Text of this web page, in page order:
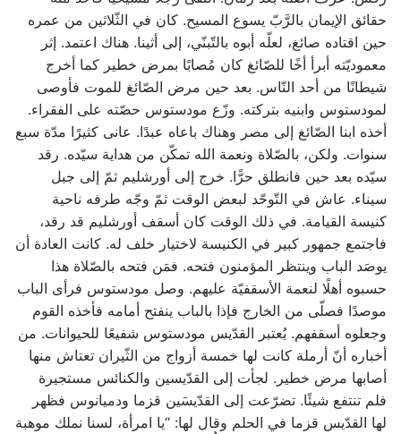
حقائق الإيمان بالرَّبّ يسوع المسيح. كان في الثّلاثين من عمره
حين اقتاده صائغ، لعلّه أبوه بالتّبنّي، إلى أثينا. هناك اعتمد. إثر
معموديّته أبرأ أخًا للصّائغ كان مُصابًا بمرض خطير كما أخرج
شيطانًا من أحد النّاس. بعد حين مرض الصّائغ للموت فأوصى
لمودستوس وابنيه بتركته. وزّع مودستوس حصّته على الفقراء.
أخذه ابنا الصّائغ إلى مصر وهناك باعاه عبدًا. عانى كثيرًا مدّة سبع
سنوات. ولكن، بالصّلاة ونعمة الله تمكّن من هداية سيّده. رقد
سيّده بعد حين فانطلق حرًّا. خرج إلى أورشليم ثمّ إلى جبل
سيناء. عاش في التّوحّد لبعض الوقت ثمّ وجّه طرفه ناحية
كنيسة القيامة. في ذلك الوقت كان أسقف أورشليم قد رقد،
فاجتمع جمهور كبير في الكنيسة لاختيار خلف له. كانت العادة أن
يوصَد الباب وينتظر المؤمنون فتحه. فمَن فتحه بالصّلاة هذا
حسبوه أهلًا لنعمة الأسقفيّة عليهم. وصل مودستوس فرأى الباب
موصدًا فصلّى من الخارج فإذا بالباب ينفتح أمامه فأخذه القوم
وجعلوه أسقفهم. يُعتبر القدّيس مودستوس شفيعًا للحيوانات. من
أخباره أنّ أرملة كانت لها خمسة أزواج من الثّيران تعتاش منها
أصابها مرض خطير. لجأت إلى القدّيسين والكنائس مستجيرة
فلم تنتفع شيئًا. تضرّعت إلى القدّيسَين قزما ودميانوس فظهر
لها القدّيس قزما في الحلم وقال لها: “يا امرأة، لسنا نملك موهبة